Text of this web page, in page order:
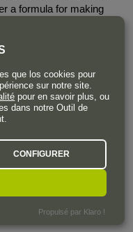
a formula for making
of production is sold
approachable than
balsamic touch.
texture and
of its great balance.
flavors.
que los cookies pour
sur notre site.
pour en savoir plus, ou
dans notre Outil de
CONFIGURER
Propulsé par Klaro !